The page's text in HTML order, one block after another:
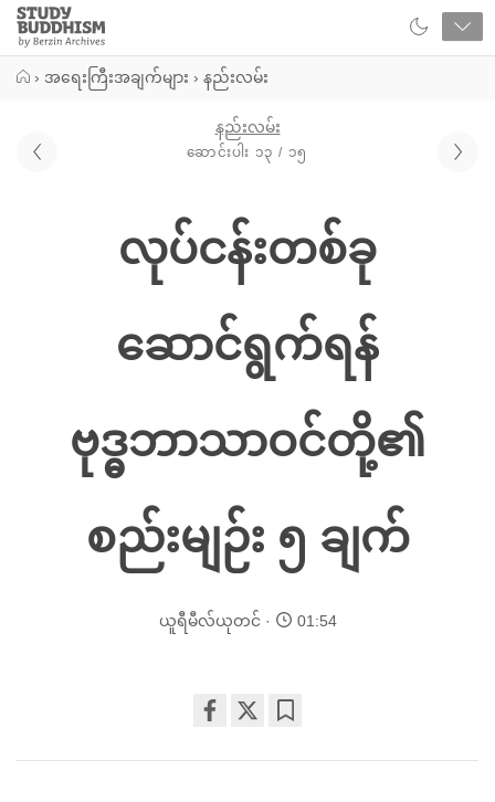
Close
Study
Buddhism
› အရေးကြီးအချက်များ › နည်းလမ်း
နည်းလမ်း
ဆောင်းပါး ၁၃ / ၁၅
လုပ်ငန်းတစ်ခု
ဆောင်ရွက်ရန်
ဗုဒ္ဓဘာသာဝင်တို့၏
စည်းမျဉ်း ၅ ချက်
ယူရီမီလ်ယုတင် 01:54
on